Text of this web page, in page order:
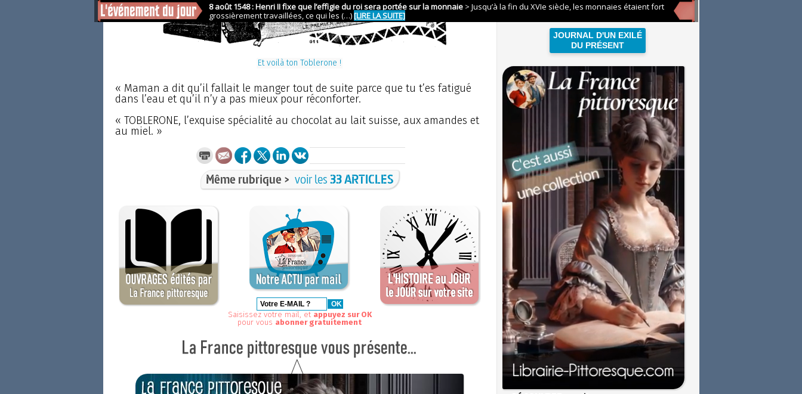
Et voilà ton Toblerone !
« Maman a dit qu’il fallait le manger tout de suite parce que tu t’es fatigué
dans l’eau et qu’il n’y a pas mieux pour réconforter.
« TOBLERONE, l’exquise spécialité au chocolat au lait suisse, aux amandes et
au miel. »
Même rubrique > voir les33 ARTICLES
Saisissez votre mail, et appuyez sur OK
pour vous abonner gratuitement
sociétaleavec la hauteur de vue de
JOURNAL D'UN EXILÉ
DU PRÉSENT